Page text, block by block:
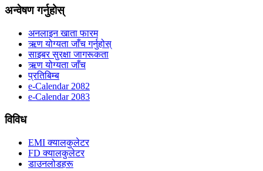
अन्वेषण गर्नुहोस्
अनलाइन खाता फारम
ऋण योग्यता जाँच गर्नुहोस्
साइबर सुरक्षा जागरूकता
ऋण योग्यता जाँच
प्रतिबिम्ब
e-Calendar 2082
e-Calendar 2083
विविध
EMI क्यालकुलेटर
FD क्यालकुलेटर
डाउनलोडहरू